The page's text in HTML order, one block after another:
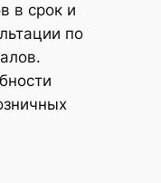
в срок и
по